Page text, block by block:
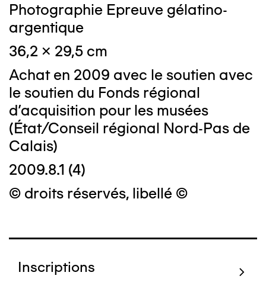
Photographie Epreuve gélatino-
argentique
36,2 x 29,5 cm
Achat en 2009 avec le soutien avec
le soutien du Fonds régional
d'acquisition pour les musées
(État/Conseil régional Nord-Pas de
Calais)
2009.8.1 (4)
© droits réservés, libellé ©
Inscriptions